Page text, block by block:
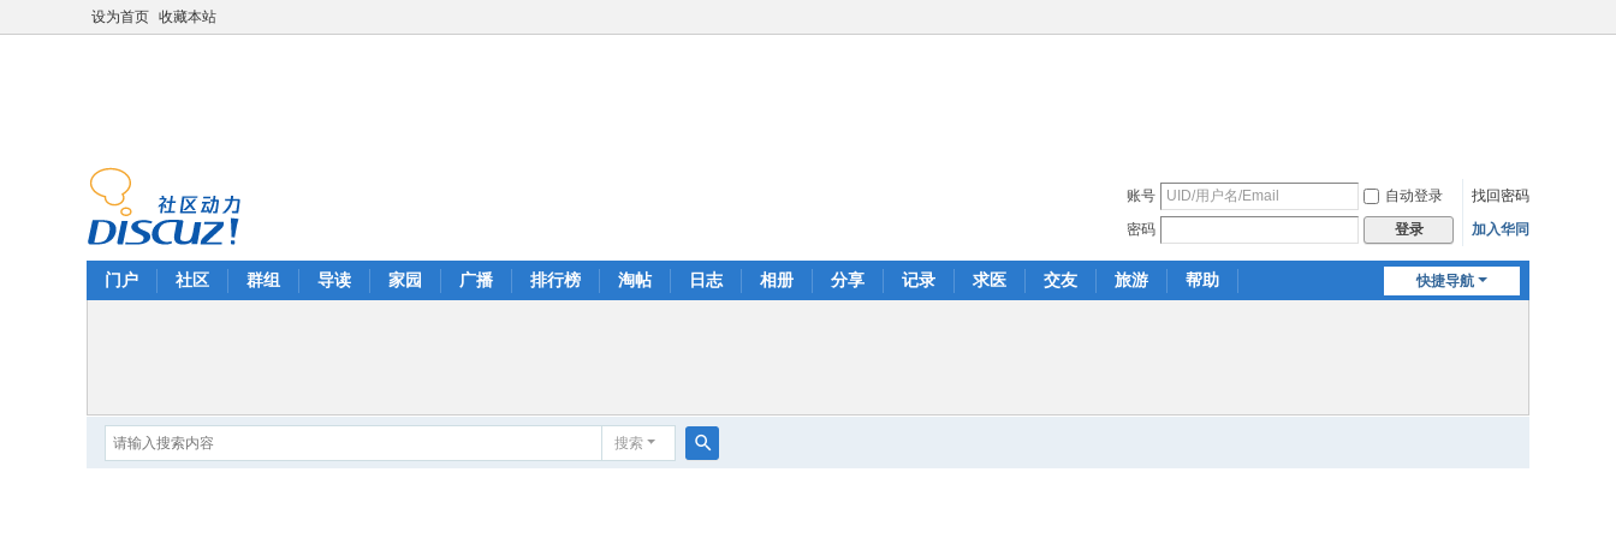
设为首页 收藏本站
账号 自动登录
找回密码
密码
登录 加入华同
快捷导航
门户 社区 群组 导读 家园 广播 排行榜 淘帖 日志 相册 分享 记录 求医 交友 旅游 帮助
搜索